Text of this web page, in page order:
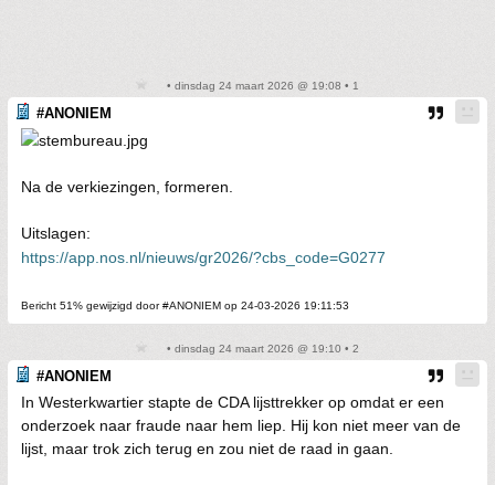
• dinsdag 24 maart 2026 @ 19:08 • 1
#ANONIEM
Na de verkiezingen, formeren.
Uitslagen:
https://app.nos.nl/nieuws/gr2026/?cbs_code=G0277
Bericht 51% gewijzigd door #ANONIEM op 24-03-2026 19:11:53
• dinsdag 24 maart 2026 @ 19:10 • 2
#ANONIEM
In Westerkwartier stapte de CDA lijsttrekker op omdat er een
onderzoek naar fraude naar hem liep. Hij kon niet meer van de
lijst, maar trok zich terug en zou niet de raad in gaan.